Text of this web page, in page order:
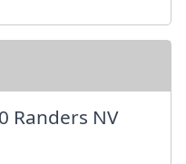
Randers NV